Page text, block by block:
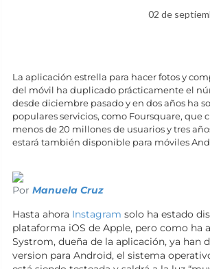
02 de
La aplicación estrella para hacer fotos y
del móvil ha duplicado prácticamente el
desde diciembre pasado y en dos años ha
populares servicios, como Foursquare, que
menos de 20 millones de usuarios y tres
estará también disponible para móviles
Por Manuela Cruz
Hasta ahora Instagram solo ha estado
plataforma iOS de Apple, pero como ha
Systrom, dueña de la aplicación, ya han
version para Android, el sistema